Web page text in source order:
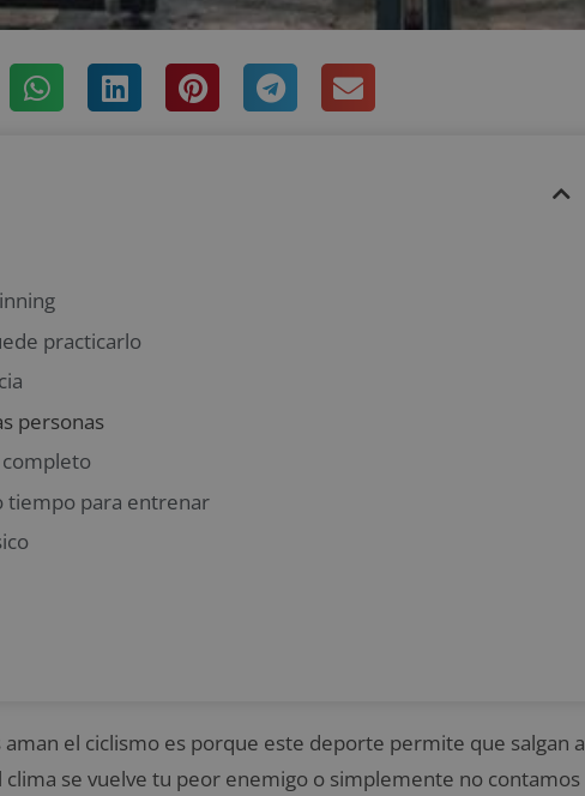
practicarlo
personas
tiempo para entrenar
el ciclismo es porque este deporte permite que salgan a
se vuelve tu peor enemigo o simplemente no contamos